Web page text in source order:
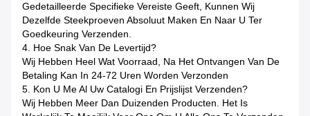
Gedetailleerde Specifieke Vereiste Geeft, Kunnen Wij
Dezelfde Steekproeven Absoluut Maken En Naar U Ter
Goedkeuring Verzenden.
4. Hoe Snak Van De Levertijd?
Wij Hebben Heel Wat Voorraad, Na Het Ontvangen Van De
Betaling Kan In 24-72 Uren Worden Verzonden
5. Kon U Me Al Uw Catalogi En Prijslijst Verzenden?
Wij Hebben Meer Dan Duizenden Producten. Het Is